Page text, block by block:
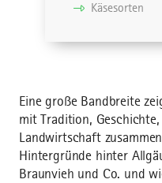
Käsesorten
Eine große Bandbreite
mit Tradition,
Landwirtschaft
Hintergründe hinter
Braunvieh und Co. und